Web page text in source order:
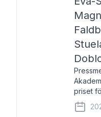
priset